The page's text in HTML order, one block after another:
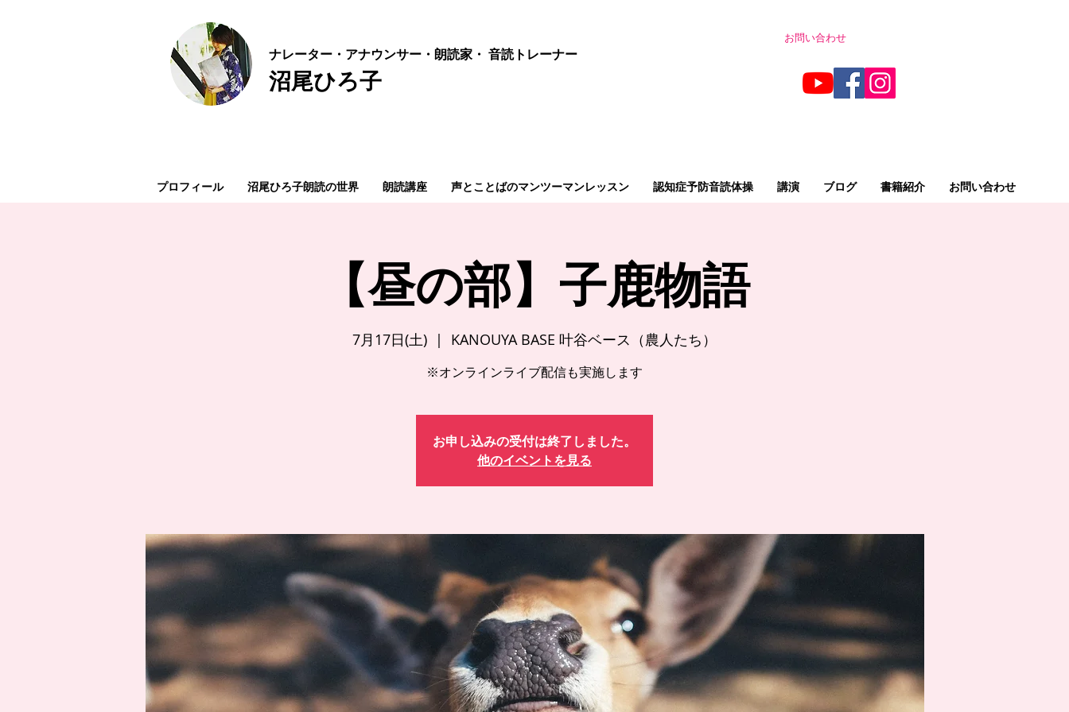
ナレーター・アナウンサー・朗読家・ 音読トレーナー
沼尾ひろ子
お問い合わせ
プロフィール 沼尾ひろ子朗読の世界 朗読講座 声とことばのマンツーマンレッスン 認知症予防音読体操 講演 ブログ 書籍紹介 お問い合わせ
【昼の部】子鹿物語
7月17日(土)
  |
KANOUYA BASE 叶谷ベース（農人たち）
※オンラインライブ配信も実施します
お申し込みの受付は終了しました。
他のイベントを見る